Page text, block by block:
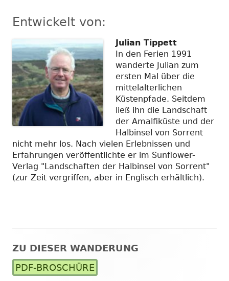
Entwickelt von:
Julian Tippett
In den Ferien 1991
wanderte Julian zum
ersten Mal über die
mittelalterlichen
Küstenpfade. Seitdem
ließ ihn die Landschaft
der Amalfiküste und der
Halbinsel von Sorrent
nicht mehr los. Nach vielen Erlebnissen und
Erfahrungen veröffentlichte er im Sunflower-
Verlag "Landschaften der Halbinsel von Sorrent"
(zur Zeit vergriffen, aber in Englisch erhältlich).
Haupt-
Seitenleiste
ZU DIESER WANDERUNG
PDF-BROSCHÜRE